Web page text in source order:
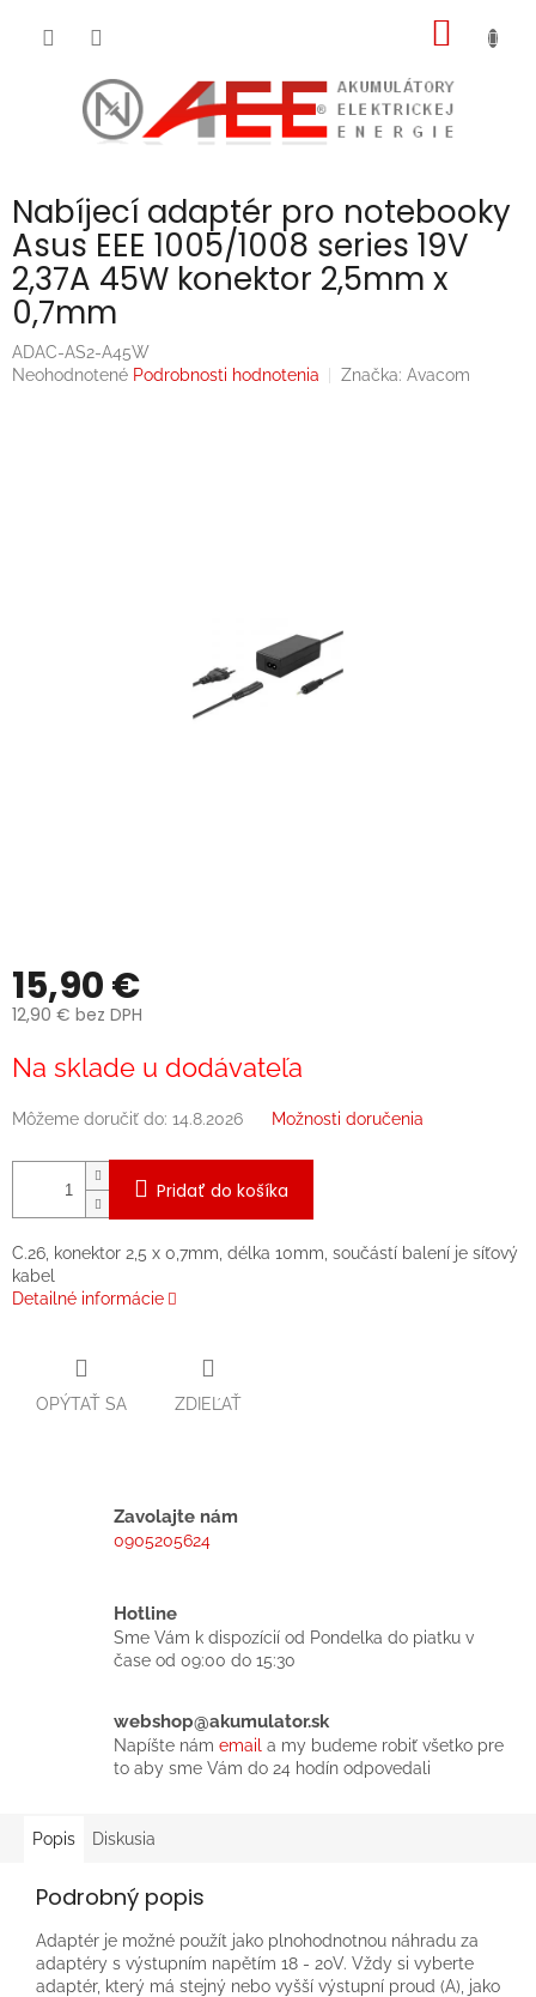
Nabíjecí adaptér pro notebooky
Asus EEE 1005/1008 series 19V
2,37A 45W konektor 2,5mm x
0,7mm
ADAC-AS2-A45W
Priemerné
Neohodnotené Podrobnosti hodnotenia Značka: Avacom
15,90 €
12,90 € bez DPH
cena:
Na sklade u dodávateľa
Môžeme doručiť do: 14.8.2026 Možnosti doručenia
Pridať do košíka
C.26, konektor 2,5 x 0,7mm, délka 10mm, součástí balení je síťový
kabel
Detailné informácie
OPÝTAŤ SA ZDIEĽAŤ
Zavolajte nám
0905205624
Hotline
Sme Vám k dispozícií od Pondelka do piatku v
čase od 09:00 do 15:30
webshop@akumulator.sk
Napíšte nám email a my budeme robiť všetko pre
to aby sme Vám do 24 hodín odpovedali
Popis Diskusia
Podrobný popis
Adaptér je možné použít jako plnohodnotnou náhradu za
adaptéry s výstupním napětím 18 - 20V. Vždy si vyberte
adaptér, který má stejný nebo vyšší výstupní proud (A), jako